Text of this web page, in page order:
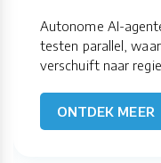
Autonome AI-
testen parallel,
verschuift naar
ONTDEK MEER